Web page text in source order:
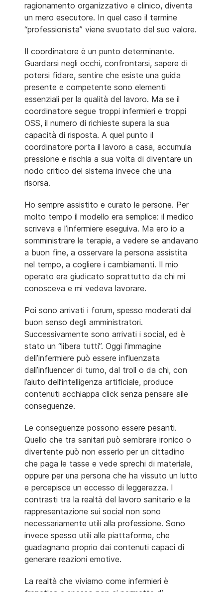
ragionamento organizzativo e clinico, diventa
un mero esecutore. In quel caso il termine
“professionista” viene svuotato del suo valore.
Il coordinatore è un punto determinante.
Guardarsi negli occhi, confrontarsi, sapere di
potersi fidare, sentire che esiste una guida
presente e competente sono elementi
essenziali per la qualità del lavoro. Ma se il
coordinatore segue troppi infermieri e troppi
OSS, il numero di richieste supera la sua
capacità di risposta. A quel punto il
coordinatore porta il lavoro a casa, accumula
pressione e rischia a sua volta di diventare un
nodo critico del sistema invece che una
risorsa.
Ho sempre assistito e curato le persone. Per
molto tempo il modello era semplice: il medico
scriveva e l’infermiere eseguiva. Ma ero io a
somministrare le terapie, a vedere se andavano
a buon fine, a osservare la persona assistita
nel tempo, a cogliere i cambiamenti. Il mio
operato era giudicato soprattutto da chi mi
conosceva e mi vedeva lavorare.
Poi sono arrivati i forum, spesso moderati dal
buon senso degli amministratori.
Successivamente sono arrivati i social, ed è
stato un “libera tutti”. Oggi l’immagine
dell’infermiere può essere influenzata
dall’influencer di turno, dal troll o da chi, con
l’aiuto dell’intelligenza artificiale, produce
contenuti acchiappa click senza pensare alle
conseguenze.
Le conseguenze possono essere pesanti.
Quello che tra sanitari può sembrare ironico o
divertente può non esserlo per un cittadino
che paga le tasse e vede sprechi di materiale,
oppure per una persona che ha vissuto un lutto
e percepisce un eccesso di leggerezza. I
contrasti tra la realtà del lavoro sanitario e la
rappresentazione sui social non sono
necessariamente utili alla professione. Sono
invece spesso utili alle piattaforme, che
guadagnano proprio dai contenuti capaci di
generare reazioni emotive.
La realtà che viviamo come infermieri è